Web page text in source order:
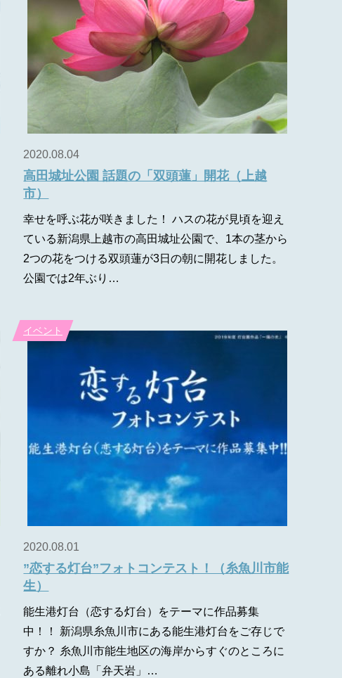
2020.08.04
高田城址公園 話題の「双頭蓮」開花（上越
市）
幸せを呼ぶ花が咲きました！ ハスの花が見頃を迎え
ている新潟県上越市の高田城址公園で、1本の茎から
2つの花をつける双頭蓮が3日の朝に開花しました。
公園では2年ぶり…
イベント
2020.08.01
”恋する灯台”フォトコンテスト！（糸魚川市能
生）
能生港灯台（恋する灯台）をテーマに作品募集
中！！ 新潟県糸魚川市にある能生港灯台をご存じで
すか？ 糸魚川市能生地区の海岸からすぐのところに
ある離れ小島「弁天岩」…